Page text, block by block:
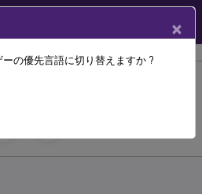
Provisioning 2305
ージャーの使用方法
×
の優先言語に切り替えますか ?